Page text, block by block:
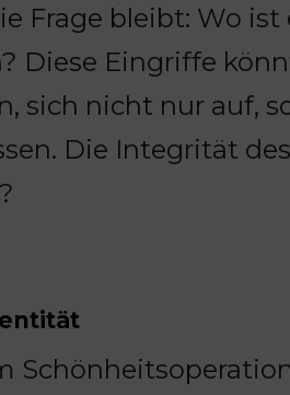
Frage bleibt: Wo
Diese Eingriffe
sich nicht nur auf,
Die Integrität